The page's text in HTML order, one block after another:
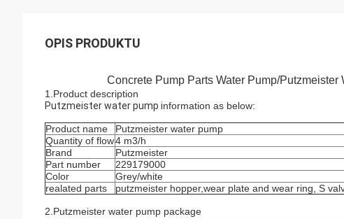
OPIS PRODUKTU
Concrete Pump Parts Water Pump/
1.Product description
Putzmeister water pump information as below:
Product name
Putzmeister water pump
Quantity of flow4 m3/h
Brand
Putzmeister
Part number
229179000
Color
Grey/white
realated parts
putzmeister hopper,wear plate and wear ring, S
2.Putzmeister water pump package